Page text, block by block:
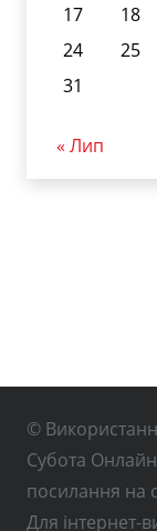
17
18
24
25
31
« Лип
©
Субота
посилання на
Для інтернет-